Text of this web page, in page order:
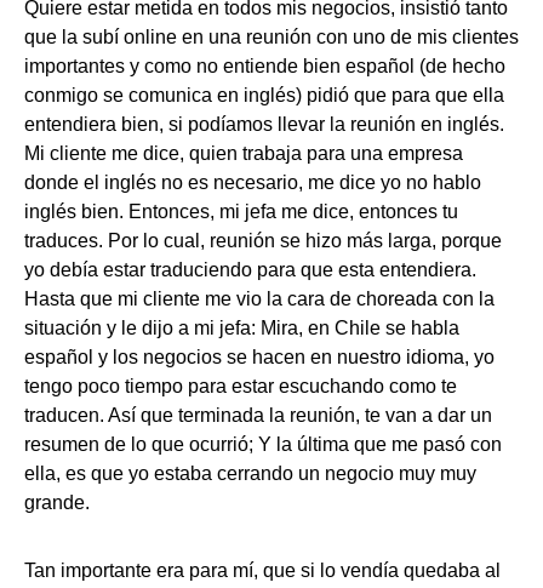
Quiere estar metida en todos mis negocios, insistió tanto
que la subí online en una reunión con uno de mis clientes
importantes y como no entiende bien español (de hecho
conmigo se comunica en inglés) pidió que para que ella
entendiera bien, si podíamos llevar la reunión en inglés.
Mi cliente me dice, quien trabaja para una empresa
donde el inglés no es necesario, me dice yo no hablo
inglés bien. Entonces, mi jefa me dice, entonces tu
traduces. Por lo cual, reunión se hizo más larga, porque
yo debía estar traduciendo para que esta entendiera.
Hasta que mi cliente me vio la cara de choreada con la
situación y le dijo a mi jefa: Mira, en Chile se habla
español y los negocios se hacen en nuestro idioma, yo
tengo poco tiempo para estar escuchando como te
traducen. Así que terminada la reunión, te van a dar un
resumen de lo que ocurrió; Y la última que me pasó con
ella, es que yo estaba cerrando un negocio muy muy
grande.
Tan importante era para mí, que si lo vendía quedaba al